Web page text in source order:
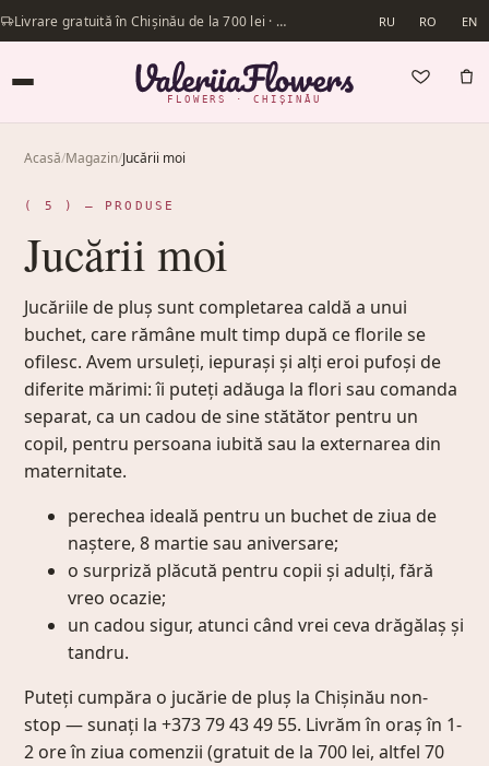
Livrare gratuită în Chișinău de la 700 lei · Livrăm în aceeași zi RU RO EN
FLOWERS · CHIȘINĂU
Acasă/Magazin/Jucării moi
( 5 ) — PRODUSE
Jucării moi
Jucăriile de pluș sunt completarea caldă a unui
buchet, care rămâne mult timp după ce florile se
ofilesc. Avem ursuleți, iepurași și alți eroi pufoși de
diferite mărimi: îi puteți adăuga la flori sau comanda
separat, ca un cadou de sine stătător pentru un
copil, pentru persoana iubită sau la externarea din
maternitate.
perechea ideală pentru un buchet de ziua de
naștere, 8 martie sau aniversare;
o surpriză plăcută pentru copii și adulți, fără
vreo ocazie;
un cadou sigur, atunci când vrei ceva drăgălaș și
tandru.
Puteți cumpăra o jucărie de pluș la Chișinău non-
stop — sunați la +373 79 43 49 55. Livrăm în oraș în 1-
2 ore în ziua comenzii (gratuit de la 700 lei, altfel 70